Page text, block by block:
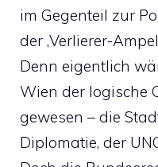
im Gegenteil zur
der ‚Verlierer-
Denn eigentlich
Wien der logische
gewesen – die
Diplomatie, der